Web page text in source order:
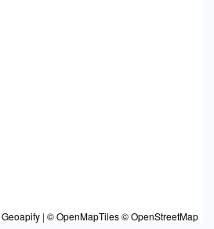
Geoapify | © OpenMapTiles© OpenStreetMap